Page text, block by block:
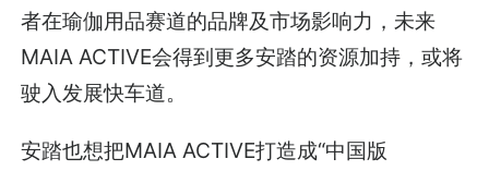
者在瑜伽用品赛道的品牌及市场影响力，未来
MAIA ACTIVE会得到更多安踏的资源加持，或将
驶入发展快车道。
安踏也想把MAIA ACTIVE打造成“中国版